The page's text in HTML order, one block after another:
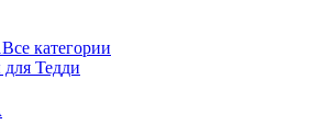
Все категории
Тедди